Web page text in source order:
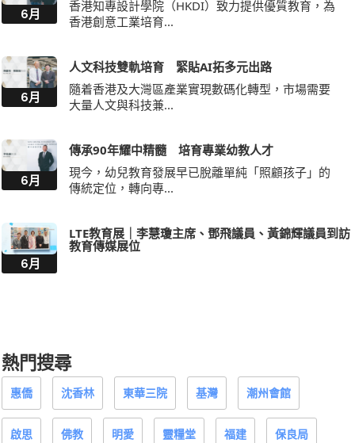
6月
香港知專設計學院（HKDI）致力提供優質教育，為
香港創意工業培育...
6月
人文科技雙軌培育 緊貼AI拓多元出路
隨着香港及大灣區產業實現數碼化轉型，市場需要
大量人文與科技兼...
6月
傳承90年耀中精髓 培育專業幼教人才
現今，幼兒教育發展早已脫離單純「照顧孩子」的
傳統定位，轉向專...
6月
LTE教育展｜李慧瓊主席、鄧飛議員、黃錦輝議員到訪
教育傳媒展位
熱門搜尋
惠僑 沈香林 東華三院 基灣 潮州會館
啟思 佛教 明愛 靈糧堂 福建 保良局